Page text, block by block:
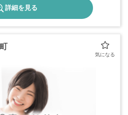
詳細を見る